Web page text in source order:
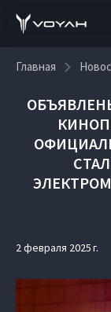
Главная
2 февраля 2025 г.